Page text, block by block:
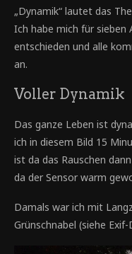
„Dynamik“ lautet das
Ich habe mich für sieben
entschieden und alle
an.
Voller Dynamik
Das ganze Leben ist
ich in diesem Bild 15
ist da das Rauschen
da der Sensor warm
Damals war ich mit
Grünschnabel (siehe